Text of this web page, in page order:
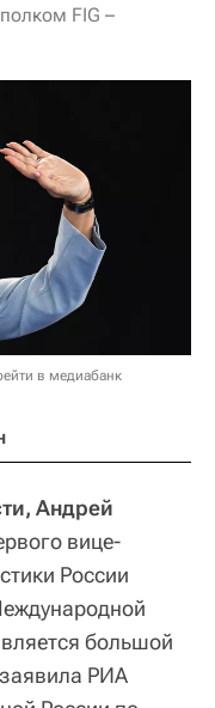
FIG –
в медиабанк
Андрей
вице-
России
большой
РИА